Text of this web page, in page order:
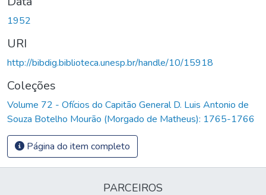
1952
URI
http://bibdig.biblioteca.unesp.br/handle/10/15918
Coleções
Volume 72 - Ofícios do Capitão General D. Luis Antonio de
Souza Botelho Mourão (Morgado de Matheus): 1765-1766
Página do item completo
PARCEIROS